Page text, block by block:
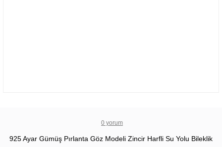
0 yorum
925 Ayar Gümüş Pırlanta Göz Modeli Zincir Harfli Su Yolu Bileklik